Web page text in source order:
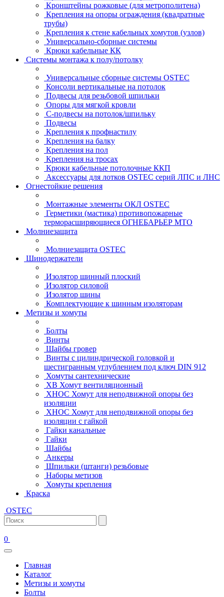
Кронштейны рожковые (для метрополитена)
Крепления на опоры ограждения (квадратные
трубы)
Крепления к стене кабельных хомутов (узлов)
Универсально-сборные системы
Крюки кабельные КК
Системы монтажа к полу/потолку
Универсальные сборные системы OSTEC
Консоли вертикальные на потолок
Подвесы для резьбовой шпильки
Опоры для мягкой кровли
С-подвесы на потолок/шпильку
Подвесы
Крепления к профнастилу
Крепления на балку
Крепления на пол
Крепления на тросах
Крюки кабельные потолочные ККП
Аксессуары для лотков OSTEC серий ЛПС и ЛНС
Огнестойкие решения
Монтажные элементы ОКЛ OSTEC
Герметики (мастика) противопожарные
терморасширяющиеся ОГНЕБАРЬЕР МТО
Молниезащита
Молниезащита OSTEC
Шинодержатели
Изолятор шинный плоский
Изолятор силовой
Изолятор шины
Комплектующие к шинным изоляторам
Метизы и хомуты
Болты
Винты
Шайбы гровер
Винты с цилиндрической головкой и
шестигранным углублением под ключ DIN 912
Хомуты сантехнические
ХВ Хомут вентиляционный
ХНОС Хомут для неподвижной опоры без
изоляции
ХНОС Хомут для неподвижной опоры без
изоляции с гайкой
Гайки канальные
Гайки
Шайбы
Анкеры
Шпильки (штанги) резьбовые
Наборы метизов
Хомуты крепления
Краска
OSTEC
0
Главная
Каталог
Метизы и хомуты
Болты